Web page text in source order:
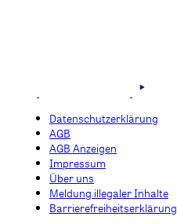
Datenschutzerklärung
AGB
AGB Anzeigen
Impressum
Über uns
Meldung illegaler Inhalte
Barrierefreiheitserklärung